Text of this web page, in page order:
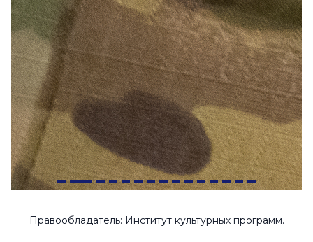
Правообладатель: Институт культурных программ.